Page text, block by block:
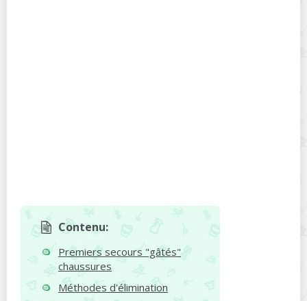
Contenu:
Premiers secours "gâtés"
chaussures
Méthodes d'élimination